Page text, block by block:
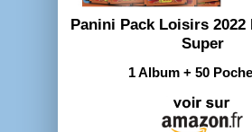
Panini Pack Loisirs 2022
Super
1 Album + 50